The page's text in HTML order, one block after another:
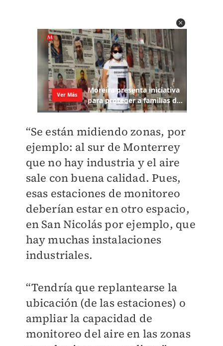
“Se están midiendo zonas, por
ejemplo: al sur de Monterrey
que no hay industria y el aire
sale con buena calidad. Pues,
esas estaciones de monitoreo
deberían estar en otro espacio,
en San Nicolás por ejemplo, que
hay muchas instalaciones
industriales.
“Tendría que replantearse la
ubicación (de las estaciones) o
ampliar la capacidad de
monitoreo del aire en las zonas